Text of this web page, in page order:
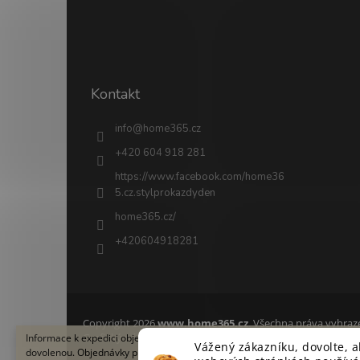
Vážený zákazníku, dovolte,
Informace k expedici objednávky Ve dnech 8.–17. srpna 2026 čerpáme letní
dovolenou. Objednávky přijaté v tomto termínu budeme expedovat v týdnu
Kontakt
info@home365.cz
+420 604 918 281
https://www.facebook.com/home36
5.cz.stylprokazdyden
home365.cz/
+420604918281
Copyright 2026www.home365.cz. Všechna práva
Grafický návrh vytvořil a na Shoptet implementoval